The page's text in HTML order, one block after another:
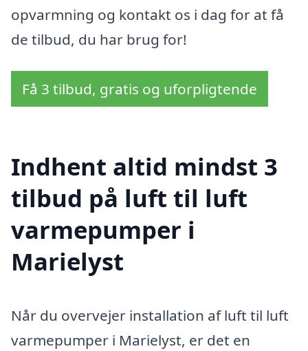
opvarmning og kontakt os i dag for at få
de tilbud, du har brug for!
Få 3 tilbud, gratis og uforpligtende
Indhent altid mindst 3
tilbud på luft til luft
varmepumper i
Marielyst
Når du overvejer installation af luft til luft
varmepumper i Marielyst, er det en